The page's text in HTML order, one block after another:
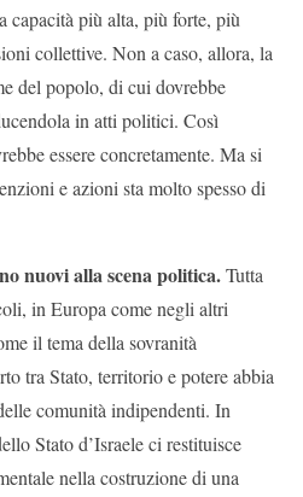
capacità più alta, più forte, più
collettive. Non a caso, allora, la
del popolo, di cui dovrebbe
in atti politici. Così
essere concretamente. Ma si
e azioni sta molto spesso di
nuovi alla scena politica.Tutta
in Europa come negli altri
il tema della sovranità
tra Stato, territorio e potere abbia
comunità indipendenti. In
Stato d’Israele ci restituisce
nella costruzione di una